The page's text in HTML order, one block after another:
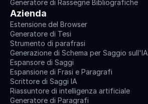
Generatore di Rassegne Bibliografiche
Azienda
Estensione del Browser
Generatore di Tesi
Strumento di parafrasi
Generazione di Schema per Saggio sull'IA
Espansore di Saggi
Espansione di Frasi e Paragrafi
Scrittore di Saggi IA
Riassuntore di intelligenza artificiale
Generatore di Paragrafi